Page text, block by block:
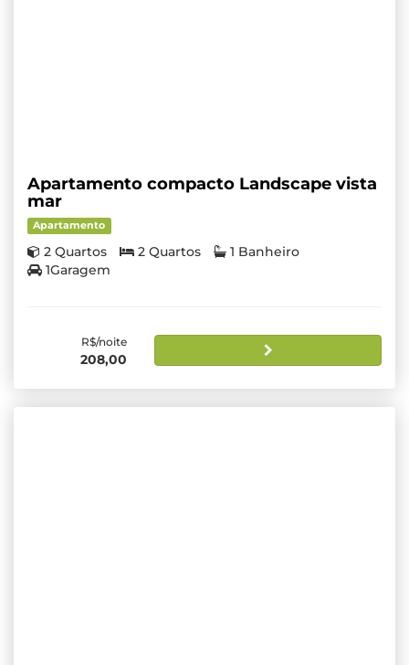
Apartamento compacto Landscape vista
mar
Apartamento
2 Quartos 2 Quartos
1 Banheiro
1Garagem
R$/noite
208,00